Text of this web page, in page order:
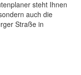
steht Ihnen
auch die
Straße in